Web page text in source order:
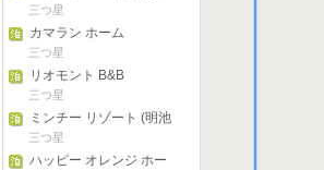
漫)
三つ星
カマラン ホーム
三つ星
リオモント B&B
三つ星
ミンチー リゾート (明池
山莊)
三つ星
ハッピー オレンジ ホー